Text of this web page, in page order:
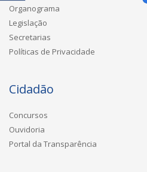
Organograma
Legislação
Secretarias
Políticas de Privacidade
Cidadão
Concursos
Ouvidoria
Portal da Transparência